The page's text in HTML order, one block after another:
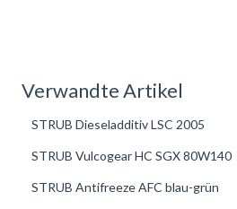
Verwandte Artikel
STRUB Dieseladditiv LSC 2005
STRUB Vulcogear HC SGX 80W140
STRUB Antifreeze AFC blau-grün